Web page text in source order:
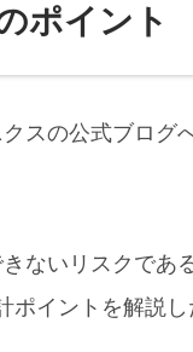
ポイント
スの公式ブログ
ないリスクであ
イントを解説し